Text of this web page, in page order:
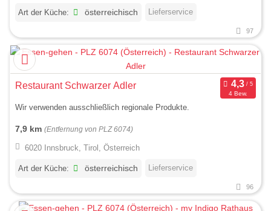
Art der Küche: österreichisch Lieferservice
97
Restaurant Schwarzer Adler
4 Bew.
Wir verwenden ausschließlich regionale Produkte.
7,9 km (Entfernung von PLZ 6074)
6020 Innsbruck, Tirol, Österreich
Art der Küche: österreichisch Lieferservice
96